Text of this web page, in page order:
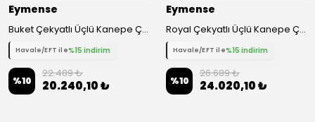
Eymense
Buket Çekyatlı Üçlü Kanepe Çekyat - Mavi
Havale/EFT ile%15 indirim
%10
22.489 ₺
20.240,10 ₺
Eymense
Royal Çekyatlı Üçlü Kanepe Çekyat
Havale/EFT ile%15 indirim
%10
26.689 ₺
24.020,10 ₺